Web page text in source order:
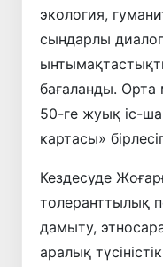
экология,
сындарлы диалог
бағаланды. Орта
50-ге жуық іс-
картасы»
Кездесуде
толеранттылық
дамыту,
аралық